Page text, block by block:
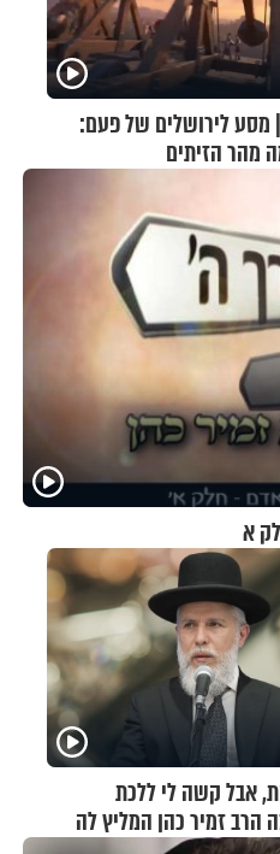
לירושלים של פעם:
מהר הזיתים
אבל קשה לי ללכת
הרב זמיר כהן המליץ לה